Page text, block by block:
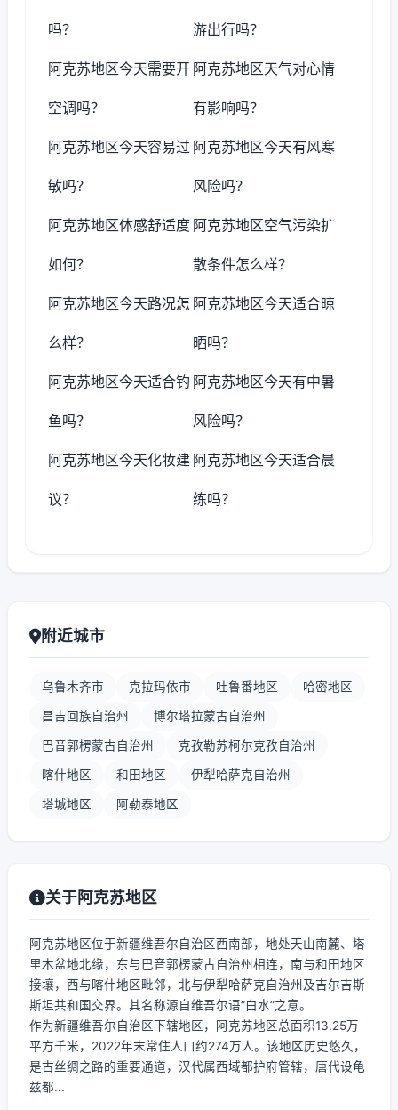
吗？ 游出行吗？
阿克苏地区今天需要开
空调吗？
阿克苏地区天气对心情
有影响吗？
阿克苏地区今天容易过
敏吗？
阿克苏地区今天有风寒
风险吗？
阿克苏地区体感舒适度
如何？
阿克苏地区空气污染扩
散条件怎么样？
阿克苏地区今天路况怎
么样？
阿克苏地区今天适合晾
晒吗？
阿克苏地区今天适合钓
鱼吗？
阿克苏地区今天有中暑
风险吗？
阿克苏地区今天化妆建
议？
阿克苏地区今天适合晨
练吗？
附近城市
乌鲁木齐市 克拉玛依市 吐鲁番地区 哈密地区
昌吉回族自治州 博尔塔拉蒙古自治州
巴音郭楞蒙古自治州 克孜勒苏柯尔克孜自治州
喀什地区 和田地区 伊犁哈萨克自治州
塔城地区 阿勒泰地区
关于阿克苏地区
阿克苏地区位于新疆维吾尔自治区西南部，地处天山南麓、塔
里木盆地北缘，东与巴音郭楞蒙古自治州相连，南与和田地区
接壤，西与喀什地区毗邻，北与伊犁哈萨克自治州及吉尔吉斯
斯坦共和国交界。其名称源自维吾尔语“白水”之意。
作为新疆维吾尔自治区下辖地区，阿克苏地区总面积13.25万
平方千米，2022年末常住人口约274万人。该地区历史悠久，
是古丝绸之路的重要通道，汉代属西域都护府管辖，唐代设龟
兹都...